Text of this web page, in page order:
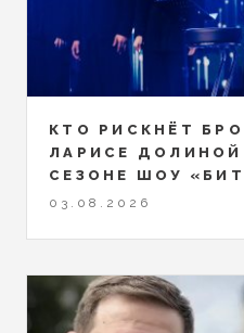
КТО РИСКНЁТ
ЛАРИСЕ
СЕЗОНЕ ШОУ
03.08.2026